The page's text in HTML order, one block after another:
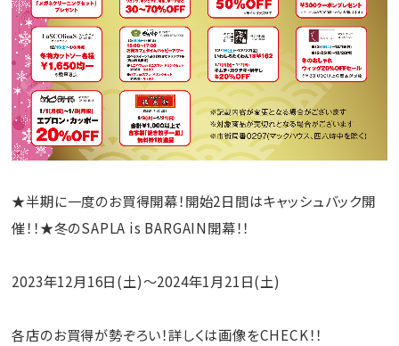
★半期に一度のお買得開幕！開始2日間はキャッシュバック開
催！！★冬のSAPLA is BARGAIN開幕！！
2023年12月16日(土)～2024年1月21日(土)
各店のお買得が勢ぞろい！詳しくは画像をCHECK！！